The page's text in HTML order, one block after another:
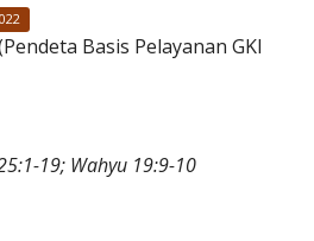
Basis Pelayanan GKI
19; Wahyu 19:9-10